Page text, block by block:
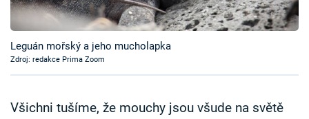
Přihlášení
Leguán mořský a jeho mucholapka
Zdroj: redakce Prima Zoom
Všichni tušíme, že mouchy jsou všude na světě